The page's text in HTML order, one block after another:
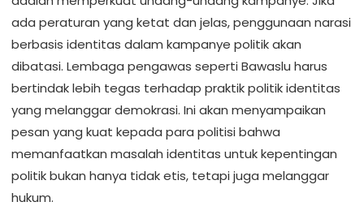
ada peraturan yang ketat dan jelas, penggunaan narasi
berbasis identitas dalam kampanye politik akan
dibatasi. Lembaga pengawas seperti Bawaslu harus
bertindak lebih tegas terhadap praktik politik identitas
yang melanggar demokrasi. Ini akan menyampaikan
pesan yang kuat kepada para politisi bahwa
memanfaatkan masalah identitas untuk kepentingan
politik bukan hanya tidak etis, tetapi juga melanggar
hukum.